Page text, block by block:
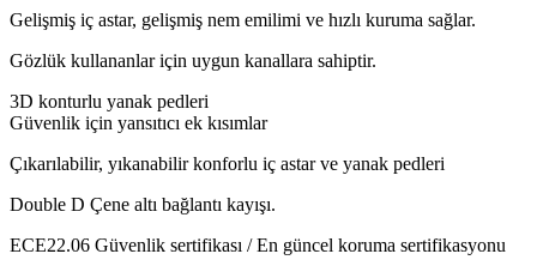
Gelişmiş iç astar, gelişmiş nem emilimi ve hızlı kuruma sağlar.
Gözlük kullananlar için uygun kanallara sahiptir.
3D konturlu yanak pedleri
Güvenlik için yansıtıcı ek kısımlar
Çıkarılabilir, yıkanabilir konforlu iç astar ve yanak pedleri
Double D Çene altı bağlantı kayışı.
ECE22.06 Güvenlik sertifikası / En güncel koruma sertifikasyonu